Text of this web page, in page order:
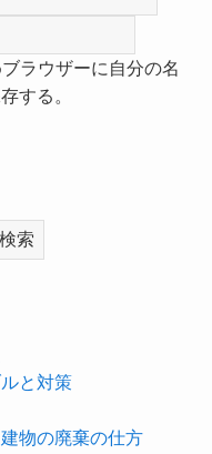
ラウザーに自分の名
する。
検索
と対策
物の廃棄の仕方